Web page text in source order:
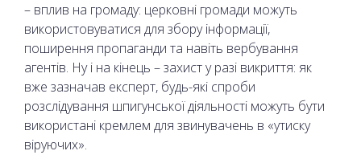
– вплив на громаду: церковні громади можуть
використовуватися для збору інформації,
поширення пропаганди та навіть вербування
агентів. Ну і на кінець – захист у разі викриття: як
вже зазначав експерт, будь-які спроби
розслідування шпигунської діяльності можуть бути
використані кремлем для звинувачень в «утиску
віруючих».